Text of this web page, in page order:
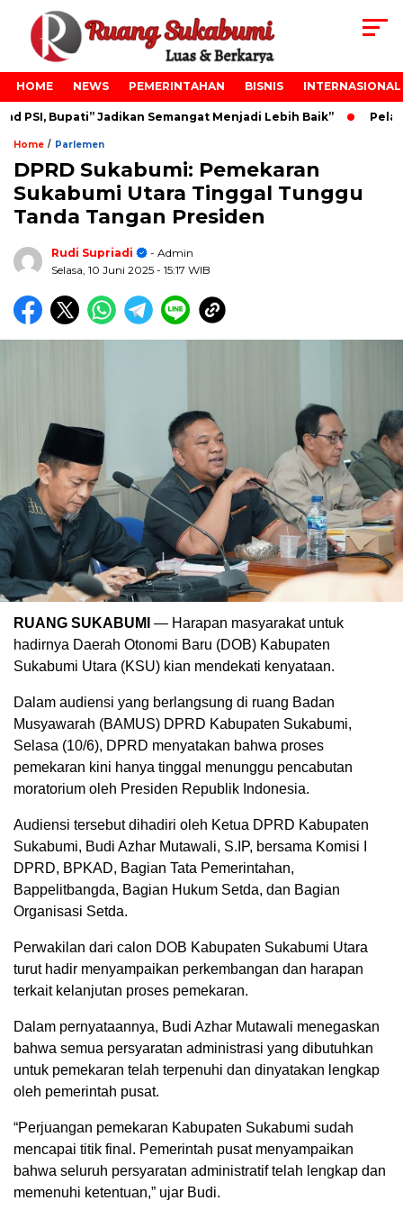
HOME NEWS PEMERINTAHAN BISNIS INTERNASIONAL
Bupati” Jadikan Semangat Menjadi Lebih Baik”
Home / Parlemen
DPRD Sukabumi: Pemekaran
Sukabumi Utara Tinggal Tunggu
Tanda Tangan Presiden
Rudi Supriadi
- Admin
Selasa, 10 Juni 2025 - 15:17 WIB
RUANG SUKABUMI — Harapan masyarakat untuk
hadirnya Daerah Otonomi Baru (DOB) Kabupaten
Sukabumi Utara (KSU) kian mendekati kenyataan.
Dalam audiensi yang berlangsung di ruang Badan
Musyawarah (BAMUS) DPRD Kabupaten Sukabumi,
Selasa (10/6), DPRD menyatakan bahwa proses
pemekaran kini hanya tinggal menunggu pencabutan
moratorium oleh Presiden Republik Indonesia.
Audiensi tersebut dihadiri oleh Ketua DPRD Kabupaten
Sukabumi, Budi Azhar Mutawali, S.IP, bersama Komisi I
DPRD, BPKAD, Bagian Tata Pemerintahan,
Bappelitbangda, Bagian Hukum Setda, dan Bagian
Organisasi Setda.
Perwakilan dari calon DOB Kabupaten Sukabumi Utara
turut hadir menyampaikan perkembangan dan harapan
terkait kelanjutan proses pemekaran.
Dalam pernyataannya, Budi Azhar Mutawali menegaskan
bahwa semua persyaratan administrasi yang dibutuhkan
untuk pemekaran telah terpenuhi dan dinyatakan lengkap
oleh pemerintah pusat.
“Perjuangan pemekaran Kabupaten Sukabumi sudah
mencapai titik final. Pemerintah pusat menyampaikan
bahwa seluruh persyaratan administratif telah lengkap dan
memenuhi ketentuan,” ujar Budi.